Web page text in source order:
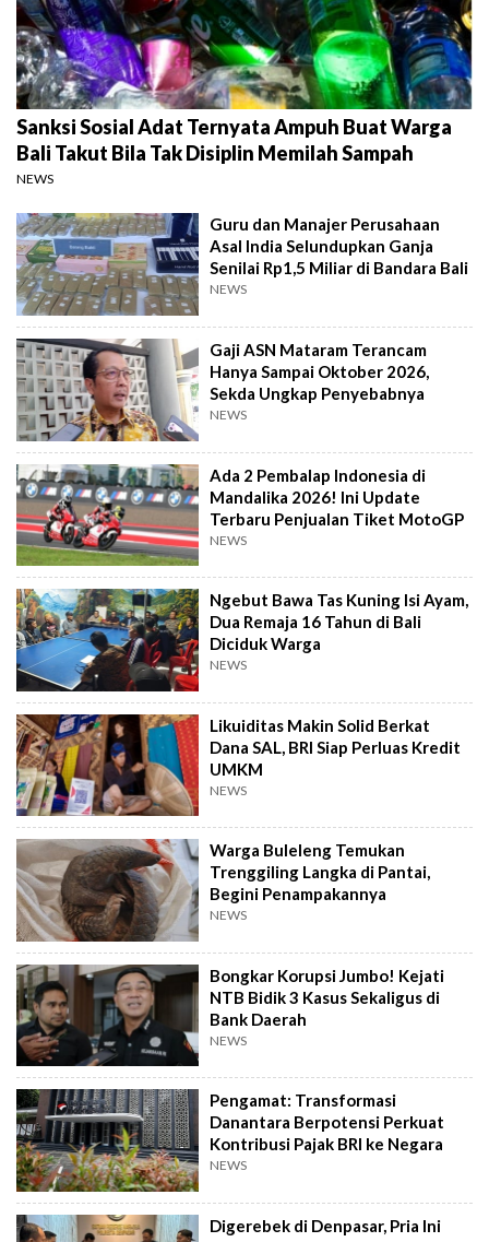
Sanksi Sosial Adat Ternyata Ampuh Buat Warga
Bali Takut Bila Tak Disiplin Memilah Sampah
NEWS
Guru dan Manajer Perusahaan
Asal India Selundupkan Ganja
Senilai Rp1,5 Miliar di Bandara Bali
NEWS
Gaji ASN Mataram Terancam
Hanya Sampai Oktober 2026,
Sekda Ungkap Penyebabnya
NEWS
Ada 2 Pembalap Indonesia di
Mandalika 2026! Ini Update
Terbaru Penjualan Tiket MotoGP
NEWS
Ngebut Bawa Tas Kuning Isi Ayam,
Dua Remaja 16 Tahun di Bali
Diciduk Warga
NEWS
Likuiditas Makin Solid Berkat
Dana SAL, BRI Siap Perluas Kredit
UMKM
NEWS
Warga Buleleng Temukan
Trenggiling Langka di Pantai,
Begini Penampakannya
NEWS
Bongkar Korupsi Jumbo! Kejati
NTB Bidik 3 Kasus Sekaligus di
Bank Daerah
NEWS
Pengamat: Transformasi
Danantara Berpotensi Perkuat
Kontribusi Pajak BRI ke Negara
NEWS
Digerebek di Denpasar, Pria Ini